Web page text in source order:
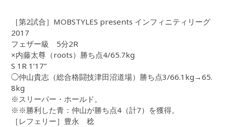
［第2試合］MOBSTYLES presents インフィニティリーグ
2017
フェザー級 5分2R
×内藤太尊（roots）勝ち点4/65.7kg
S 1R 1’17”
◯仲山貴志（総合格闘技津田沼道場）勝ち点3/66.1kg→65.
8kg
※スリーパー・ホールド。
※※勝利した青：仲山が勝ち点4（計7）を獲得。
［レフェリー］豊永 稔